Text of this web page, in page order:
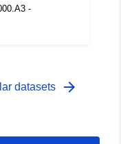
-
datasets arrow_forward